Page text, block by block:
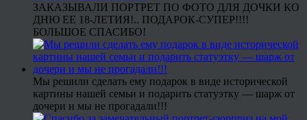
ЗАКАЗЫВАЛИ ПОРТРЕТ ПО ФОТО ДЛЯ ДОЧКИ КО
ДНЮ ЕЕ 18-ЛЕТИЯ!.. ПОДАРОК-СУПЕР!!!!
БОЛЬШОЕ СПАСИБО!
Мы решили сделать ему подарок в виде исторической
картины нашей семьи и подарить статуэтку — шарж от
дочери и мы не прогадали!!!